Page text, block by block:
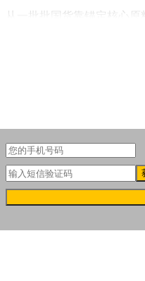
从一批批国货靠锚定核心